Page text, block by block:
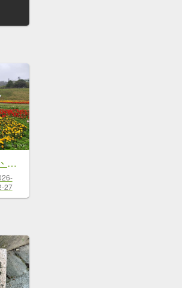
臺灣桃園國際機場、捷運大湖公園站→大溝溪生態治水園區→圓覺寺步道口→新福本坑→碧湖步道
27